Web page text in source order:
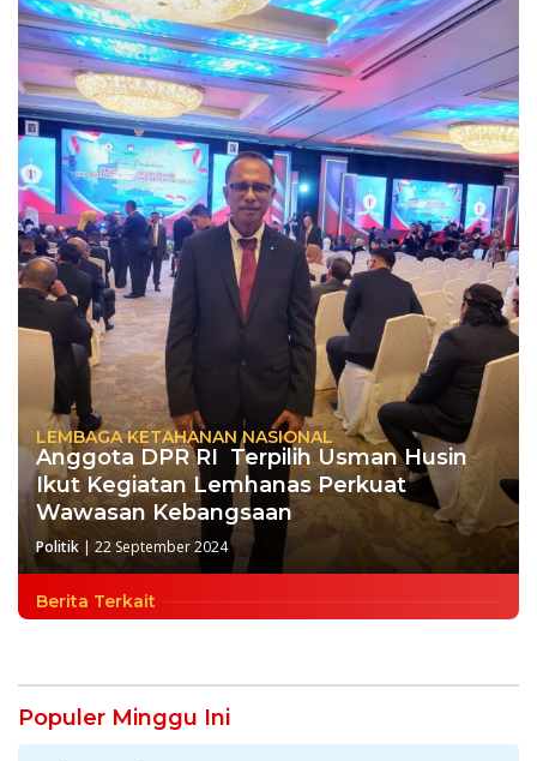
LEMBAGA KETAHANAN NASIONAL
Anggota DPR RI Terpilih Usman Husin
Ikut Kegiatan Lemhanas Perkuat
Wawasan Kebangsaan
Politik | 22 September 2024
Berita Terkait
Populer Minggu Ini